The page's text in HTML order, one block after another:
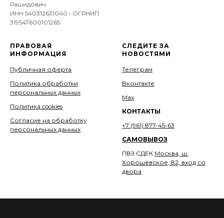
Рашидович
ИНН 540312631040 • ОГРНИП
319547600101265
ПРАВОВАЯ
ИНФОРМАЦИЯ
Публичная оферта
Политика обработки
персональных данных
Политика cookies
Согласие на обработку
персональных данных
СЛЕДИТЕ ЗА
НОВОСТЯМИ
Телеграм
Вконтакте
Мах
КОНТАКТЫ
+7 (961) 877-45-63
САМОВЫВОЗ
ПВЗ СДЕК Москва, ш.
Хорошёвское, 82, вход со
двора